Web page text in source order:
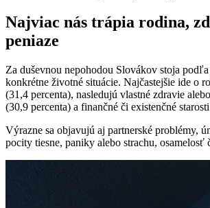
Najviac nás trápia rodina,
peniaze
Za duševnou nepohodou Slovákov stoja
konkrétne životné situácie. Najčastejšie ide o
(31,4 percenta), nasledujú vlastné zdravie
(30,9 percenta) a finančné či existenčné
Výrazne sa objavujú aj partnerské problémy,
pocity tiesne, paniky alebo strachu, osamelosť